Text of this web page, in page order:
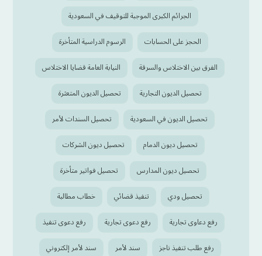
الجرائم الكبرى الموجبة للتوقيف في السعودية
الحجز على الحسابات
الرسوم الدراسية المتأخرة
الفرق بين الاختلاس والسرقة
النيابة العامة قضايا الاختلاس
تحصيل الديون التجارية
تحصيل الديون المتعثرة
تحصيل الديون في السعودية
تحصيل السندات لأمر
تحصيل ديون الدمام
تحصيل ديون الشركات
تحصيل ديون المدارس
تحصيل فواتير متأخرة
تحصيل ودي
تنفيذ قضائي
خطاب مطالبة
رفع دعاوى تجارية
رفع دعوى تجارية
رفع دعوى تنفيذ
رفع طلب تنفيذ ناجز
سند لأمر
سند لأمر إلكتروني